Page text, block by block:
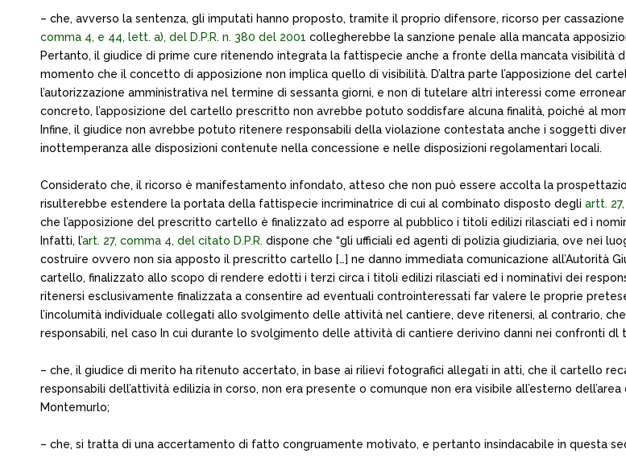
– che, avverso la sentenza, gli imputati hanno proposto, tramite il proprio difensore, ricorso per
comma 4, e 44, lett. a), del D.P.R. n. 380 del 2001 collegherebbe la sanzione penale alla mancata
Pertanto, il giudice di prime cure ritenendo integrata la fattispecie anche a fronte della mancata
momento che il concetto di apposizione non implica quello di visibilità. D’altra parte l’apposizione del
l’autorizzazione amministrativa nel termine di sessanta giorni, e non di tutelare altri interessi come
concreto, l’apposizione del cartello prescritto non avrebbe potuto soddisfare alcuna finalità, poiché al
Infine, il giudice non avrebbe potuto ritenere responsabili della violazione contestata anche i soggetti
inottemperanza alle disposizioni contenute nella concessione e nelle disposizioni regolamentari locali.
Considerato che, il ricorso è manifestamento infondato, atteso che non può essere accolta la
risulterebbe estendere la portata della fattispecie incriminatrice di cui al combinato disposto degli artt.
che l’apposizione del prescritto cartello è finalizzato ad esporre al pubblico i titoli edilizi rilasciati ed i
Infatti, l’art. 27, comma 4, del citato D.P.R. dispone che “gli ufficiali ed agenti di polizia giudiziaria, ove nei
costruire ovvero non sia apposto il prescritto cartello […] ne danno immediata comunicazione all’Autorità
cartello, finalizzato allo scopo di rendere edotti i terzi circa i titoli edilizi rilasciati ed i nominativi dei
ritenersi esclusivamente finalizzata a consentire ad eventuali controinteressati far valere le proprie
l’incolumità individuale collegati allo svolgimento delle attività nel cantiere, deve ritenersi, al contrario,
responsabili, nel caso In cui durante lo svolgimento delle attività di cantiere derivino danni nei confronti dl
– che, il giudice di merito ha ritenuto accertato, in base ai rilievi fotografici allegati in atti, che il cartello
responsabili dell’attività edilizia in corso, non era presente o comunque non era visibile all’esterno
Montemurlo;
– che, si tratta di una accertamento di fatto congruamente motivato, e pertanto insindacabile in questa